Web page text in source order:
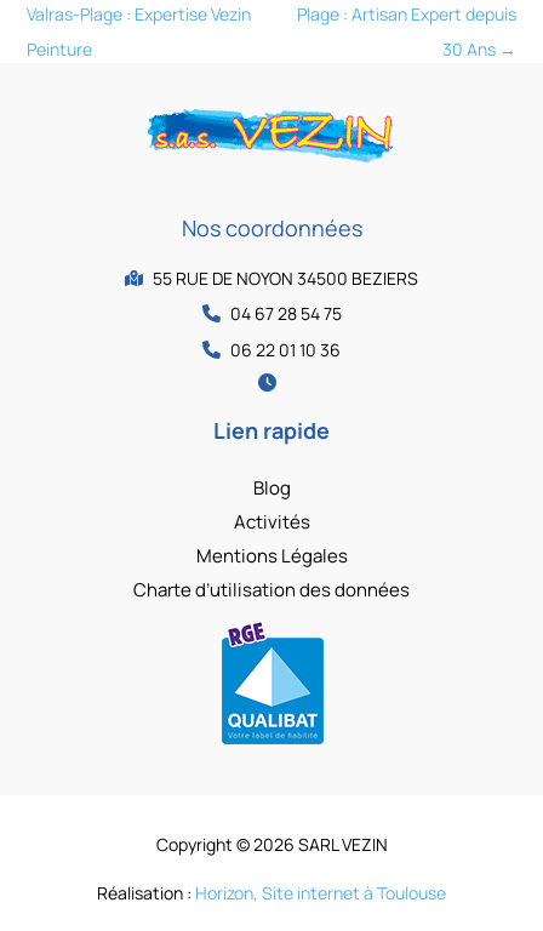
Valras-Plage : Expertise Vezin
Peinture
Plage : Artisan Expert depuis
30 Ans →
Nos coordonnées
55 RUE DE NOYON 34500 BEZIERS
04 67 28 54 75
06 22 01 10 36
Lien rapide
Blog
Activités
Mentions Légales
Charte d’utilisation des données
Copyright © 2026 SARL VEZIN
Réalisation : Horizon, Site internet à Toulouse